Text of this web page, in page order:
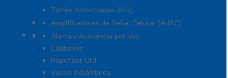
Torres Arriostradas (Kits)
Cobertura para Celular 4G LTE, 3G y Voz
Amplificadores de Señal Celular (AdSC)
Soluciones RITRON
Alerta y Asistencia por Voz
Callboxes
Repetidor UHF
Voceo Inalámbrico